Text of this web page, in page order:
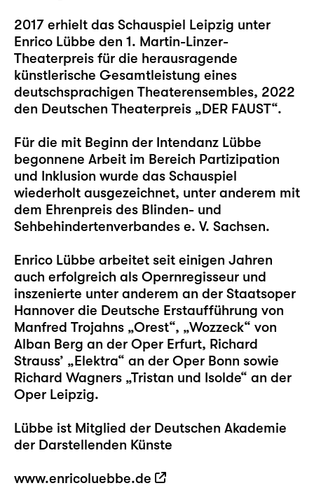
2017 erhielt das Schauspiel Leipzig unter
Enrico Lübbe den 1. Martin-Linzer-
Theaterpreis für die herausragende
künstlerische Gesamtleistung eines
deutschsprachigen Theaterensembles, 2022
den Deutschen Theaterpreis „DER FAUST“.
Für die mit Beginn der Intendanz Lübbe
begonnene Arbeit im Bereich Partizipation
und Inklusion wurde das Schauspiel
wiederholt ausgezeichnet, unter anderem mit
dem Ehrenpreis des Blinden- und
Sehbehindertenverbandes e. V. Sachsen.
Enrico Lübbe arbeitet seit einigen Jahren
auch erfolgreich als Opernregisseur und
inszenierte unter anderem an der Staatsoper
Hannover die Deutsche Erstaufführung von
Manfred Trojahns „Orest“, „Wozzeck“ von
Alban Berg an der Oper Erfurt, Richard
Strauss’ „Elektra“ an der Oper Bonn sowie
Richard Wagners „Tristan und Isolde“ an der
Oper Leipzig.
Lübbe ist Mitglied der Deutschen Akademie
der Darstellenden Künste
www.enricoluebbe.de